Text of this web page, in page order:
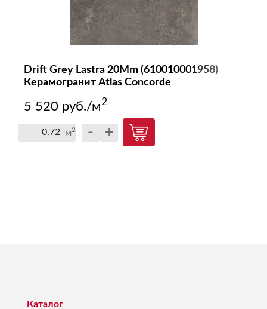
Drift Grey Lastra 20Mm (610010001958)
Керамогранит Atlas Concorde
5 520 руб./м2
м2 - +
Каталог